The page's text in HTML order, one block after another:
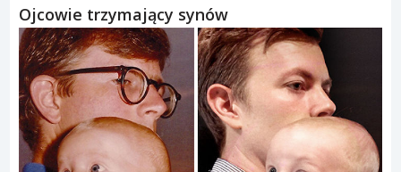
Ojcowie trzymający synów